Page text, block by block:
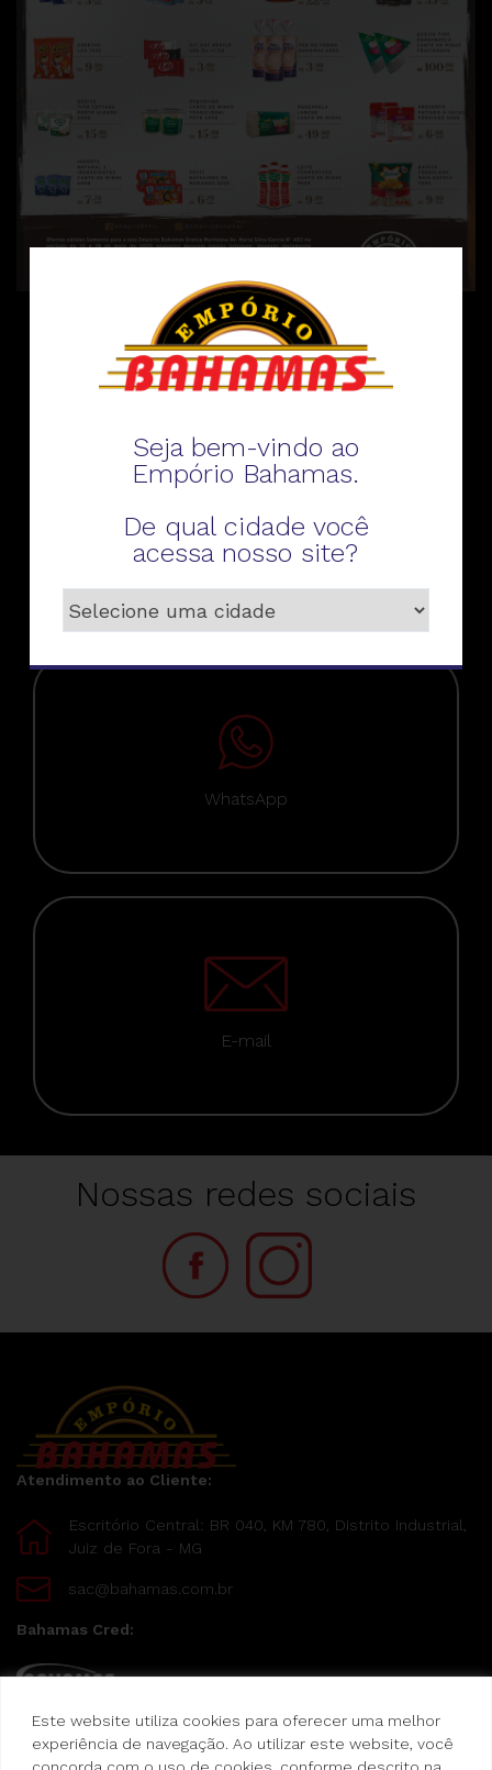
Este website utiliza cookies para oferecer uma melhor
experiência de navegação. Ao utilizar este website, você
concorda com o uso de cookies, conforme descrito na
Fale conosco
Telefone
WhatsApp
E-mail
Nossas redes sociais
Atendimento ao Cliente:
Escritório Central: BR 040, KM 780, Distrito Industrial,
Juiz de Fora - MG
sac@bahamas.com.br
Bahamas Cred:
Pague suas compras com o Bahamas Cred
Seja bem-vindo ao
Empório Bahamas.
De qual cidade você
acessa nosso site?